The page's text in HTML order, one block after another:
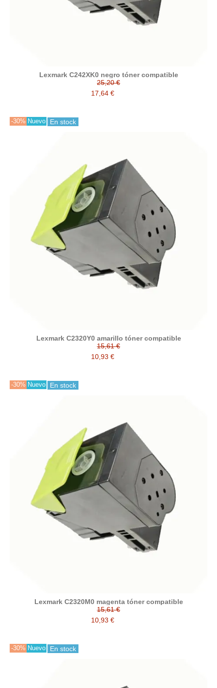
Lexmark C242XK0 negro tóner compatible
25,20 €
17,64 €
-30% Nuevo En stock
Lexmark C2320Y0 amarillo tóner compatible
15,61 €
10,93 €
-30% Nuevo En stock
Lexmark C2320M0 magenta tóner compatible
15,61 €
10,93 €
-30% Nuevo En stock